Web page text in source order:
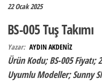
22 Ocak 2025
BS-005 Tuş Takımı
Yazar: AYDIN AKDENİZ
Ürün Kodu; BS-005 Fiyatı;
Uyumlu Modeller; Sunny